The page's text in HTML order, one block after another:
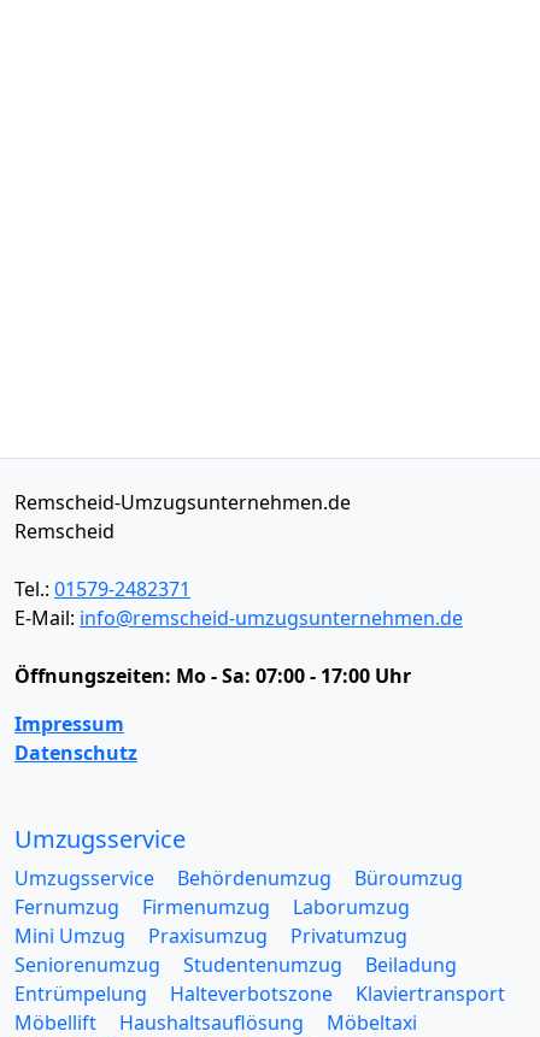
Remscheid-Umzugsunternehmen.de
Remscheid
Tel.: 01579-2482371
E-Mail: info@remscheid-umzugsunternehmen.de
Öffnungszeiten: Mo - Sa: 07:00 - 17:00 Uhr
Impressum
Datenschutz
Umzugsservice
Umzugsservice Behördenumzug
Büroumzug
Fernumzug
Firmenumzug
Laborumzug
Mini Umzug
Praxisumzug
Privatumzug
Seniorenumzug
Studentenumzug
Beiladung
Entrümpelung
Halteverbotszone
Klaviertransport
Möbellift
Haushaltsauflösung
Möbeltaxi